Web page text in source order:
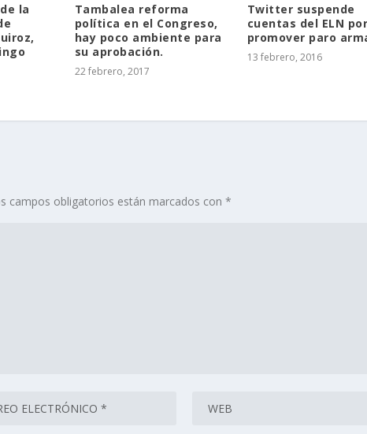
la
Tambalea reforma
política en el Congreso,
hay poco ambiente para
su aprobación.
22 febrero, 2017
Twitter suspende
cuentas del ELN por
promover paro
13 febrero, 2016
campos obligatorios están marcados con*